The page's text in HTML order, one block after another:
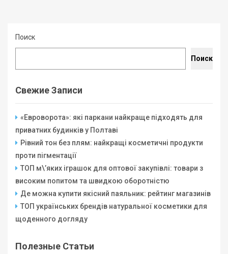
Поиск
Поиск
Свежие Записи
«Евроворота»: які паркани найкраще підходять для
приватних будинків у Полтаві
Рівний тон без плям: найкращі косметичні продукти
проти пігментації
ТОП м\’яких іграшок для оптової закупівлі: товари з
високим попитом та швидкою оборотністю
Де можна купити якісний паяльник: рейтинг магазинів
ТОП українських брендів натуральної косметики для
щоденного догляду
Полезные Статьи